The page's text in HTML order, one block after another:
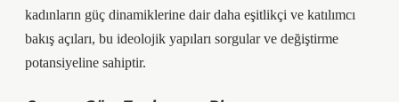
kadınların güç dinamiklerine dair daha eşitlikçi ve katılımcı
bakış açıları, bu ideolojik yapıları sorgular ve değiştirme
potansiyeline sahiptir.